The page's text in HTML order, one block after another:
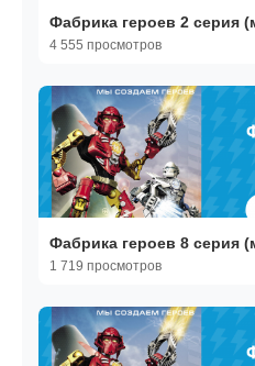
Фабрика героев 2 серия
4 555 просмотров
Фабрика героев 8 серия
1 719 просмотров